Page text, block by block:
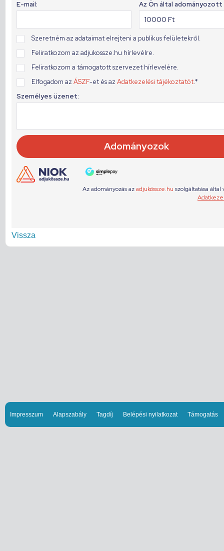
Vissza
Impresszum Alapszabály Tagdíj Belépési nyilatkozat Támogatás